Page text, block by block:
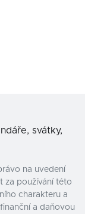
svátky,
na uvedení
za používání této
charakteru a
a daňovou